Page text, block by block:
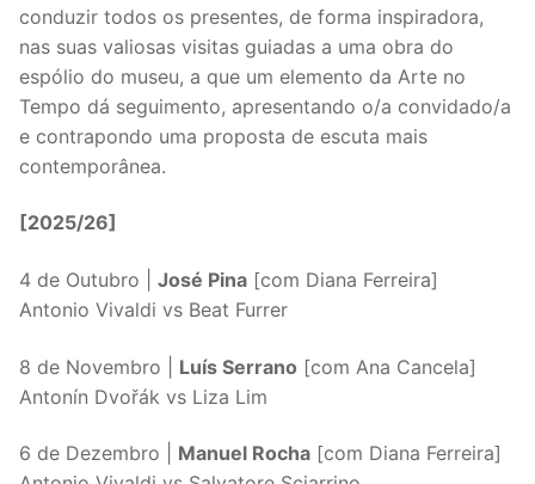
conduzir todos os presentes, de forma inspiradora,
nas suas valiosas visitas guiadas a uma obra do
espólio do museu, a que um elemento da Arte no
Tempo dá seguimento, apresentando o/a convidado/a
e contrapondo uma proposta de escuta mais
contemporânea.
[2025/26]
4 de Outubro | José Pina [com Diana Ferreira]
Antonio Vivaldi vs Beat Furrer
8 de Novembro | Luís Serrano [com Ana Cancela]
Antonín Dvořák vs Liza Lim
6 de Dezembro | Manuel Rocha [com Diana Ferreira]